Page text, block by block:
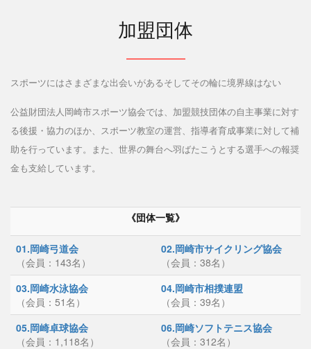
加盟団体
スポーツにはさまざまな出会いがあるそしてその輪に境界線はない
公益財団法人岡崎市スポーツ協会では、加盟競技団体の自主事業に対す
る後援・協力のほか、スポーツ教室の運営、指導者育成事業に対して補
助を行っています。また、世界の舞台へ羽ばたこうとする選手への報奨
金も支給しています。
《団体一覧》
01.岡崎弓道会
（会員：143名）
02.岡崎市サイクリング協会
（会員：38名）
03.岡崎水泳協会
（会員：51名）
04.岡崎市相撲連盟
（会員：39名）
05.岡崎卓球協会
（会員：1,118名）
06.岡崎ソフトテニス協会
（会員：312名）